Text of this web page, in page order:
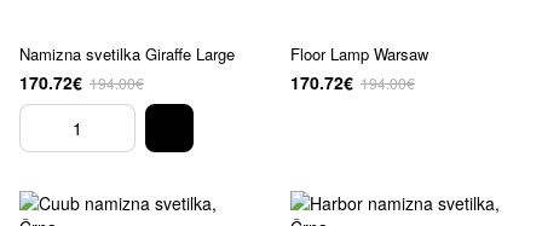
Namizna svetilka Giraffe Large
170.72€ 194.00€
Floor Lamp Warsaw
170.72€ 194.00€